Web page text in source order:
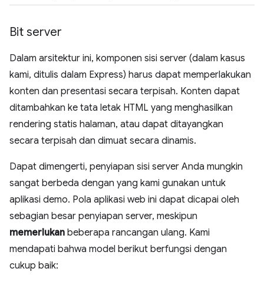
Bit server
Dalam arsitektur ini, komponen sisi server (dalam kasus
kami, ditulis dalam Express) harus dapat memperlakukan
konten dan presentasi secara terpisah. Konten dapat
ditambahkan ke tata letak HTML yang menghasilkan
rendering statis halaman, atau dapat ditayangkan
secara terpisah dan dimuat secara dinamis.
Dapat dimengerti, penyiapan sisi server Anda mungkin
sangat berbeda dengan yang kami gunakan untuk
aplikasi demo. Pola aplikasi web ini dapat dicapai oleh
sebagian besar penyiapan server, meskipun
memerlukan beberapa rancangan ulang. Kami
mendapati bahwa model berikut berfungsi dengan
cukup baik: